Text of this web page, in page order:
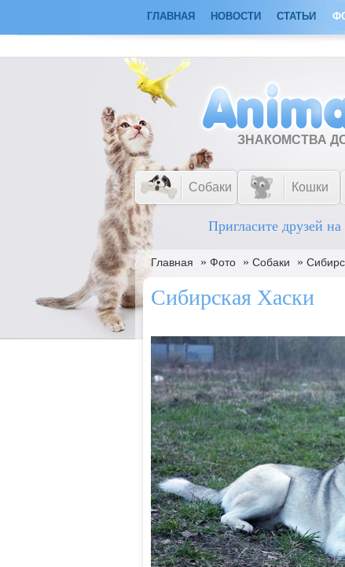
ГЛАВНАЯ НОВОСТИ СТАТЬИ
ЗНАКОМСТВА
Собаки Кошки
Пригласите друзей на
Главная » Фото » Собаки »
Сибирская Хаски